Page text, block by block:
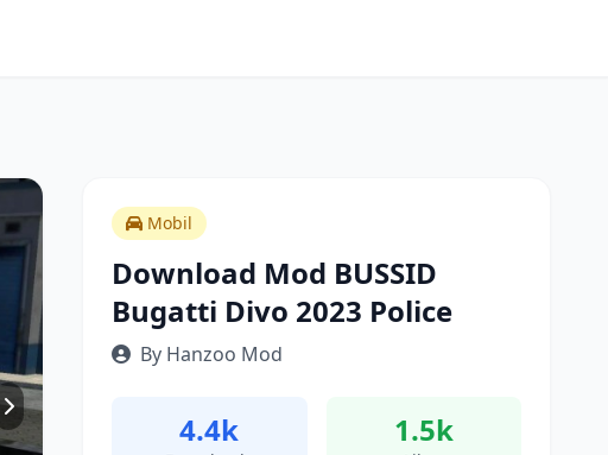
Mobil
Download Mod BUSSID
Bugatti Divo 2023 Police
By Hanzoo Mod
4.4k 1.5k